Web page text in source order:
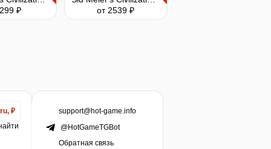
нет в наличии
₽
от 2539 ₽
₽
support@hot-game.info
@HotGameTGBot
Обратная связь